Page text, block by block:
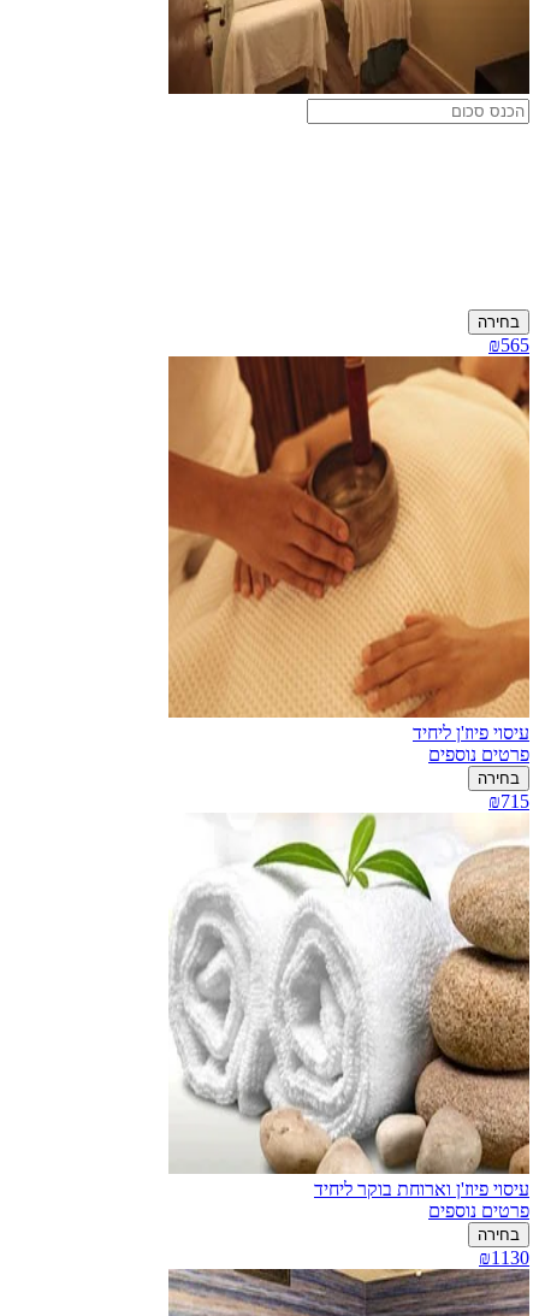
בחירה
₪565
עיסוי פיוז'ן ליחיד
פרטים נוספים
בחירה
₪715
עיסוי פיוז'ן וארוחת בוקר ליחיד
פרטים נוספים
בחירה
₪1130